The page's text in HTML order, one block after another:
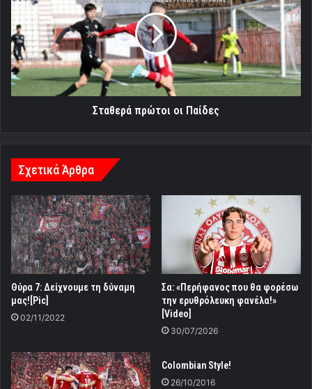
οι
Παίδες
Σταθερά πρώτοι οι Παίδες
Σχετικά Άρθρα
Θύρα 7: Δείχνουμε τη δύναμη
μας![Pic]
02/11/2022
Σα: «Περήφανος που θα φορέσω
την ερυθρόλευκη φανέλα!»
[Video]
30/07/2026
Colombian Style!
26/10/2016